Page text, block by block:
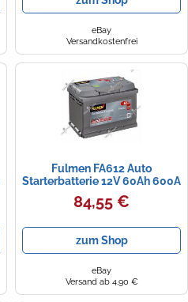
eBay
Versandkostenfrei
Fulmen FA612 Auto
Starterbatterie 12V 60Ah 600A
242x175x175mm D21 VARTA
84,55 €
zum Shop
eBay
Versand ab 4,90 €